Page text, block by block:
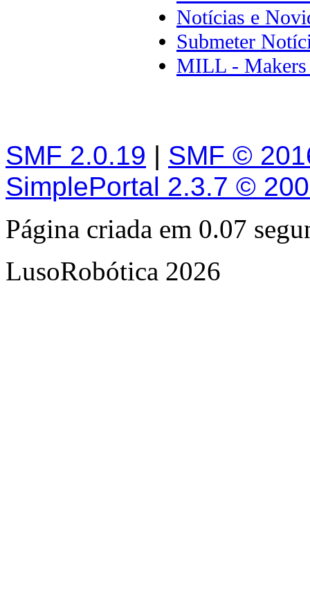
Notícias e
Submeter
MILL -
SMF 2.0.19 | SMF ©
SimplePortal 2.3.7 ©
Página criada em 0.07
LusoRobótica 2026